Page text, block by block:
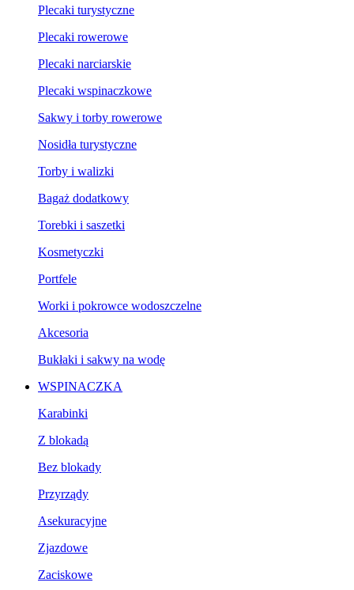
Plecaki turystyczne
Plecaki rowerowe
Plecaki narciarskie
Plecaki wspinaczkowe
Sakwy i torby rowerowe
Nosidła turystyczne
Torby i walizki
Bagaż dodatkowy
Torebki i saszetki
Kosmetyczki
Portfele
Worki i pokrowce wodoszczelne
Akcesoria
Bukłaki i sakwy na wodę
WSPINACZKA
Karabinki
Z blokadą
Bez blokady
Przyrządy
Asekuracyjne
Zjazdowe
Zaciskowe